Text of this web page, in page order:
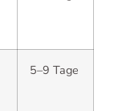
5–9 Tage